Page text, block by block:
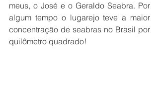
meus, o José e o Geraldo Seabra. Por
algum tempo o lugarejo teve a maior
concentração de seabras no Brasil por
quilômetro quadrado!